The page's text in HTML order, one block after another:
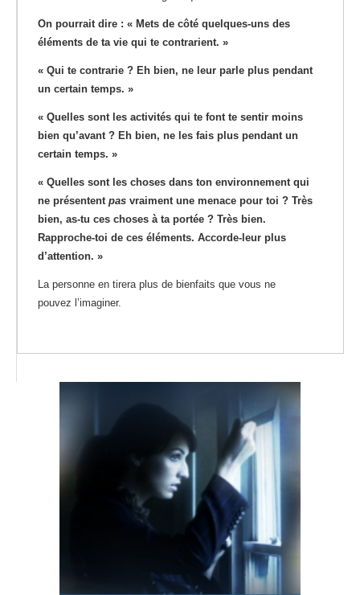
On pourrait dire : « Mets de côté quelques-uns des
éléments de ta vie qui te contrarient. »
« Qui te contrarie ? Eh bien, ne leur parle plus pendant
un certain temps. »
« Quelles sont les activités qui te font te sentir moins
bien qu’avant ? Eh bien, ne les fais plus pendant un
certain temps. »
« Quelles sont les choses dans ton environnement qui
ne présentent pas vraiment une menace pour toi ? Très
bien, as-tu ces choses à ta portée ? Très bien.
Rapproche-toi de ces éléments. Accorde-leur plus
d’attention. »
La personne en tirera plus de bienfaits que vous ne
pouvez l’imaginer.